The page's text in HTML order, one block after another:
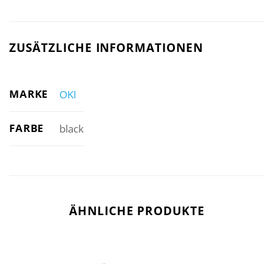
ZUSÄTZLICHE INFORMATIONEN
MARKE OKI
FARBE black
ÄHNLICHE PRODUKTE